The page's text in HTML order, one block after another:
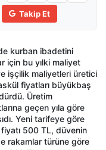
Takip Et
kurban ibadetini
için bu yılki maliyet
işçilik maliyetleri üretici
fiyatları büyükbaş
Üretim
geçen yıla göre
Yeni tarifeye göre
fiyatı 500 TL, düvenin
rakamlar türüne göre